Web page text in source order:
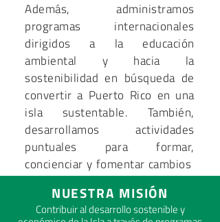
Además, administramos
programas internacionales
dirigidos a la educación
ambiental y hacia la
sostenibilidad en búsqueda de
convertir a Puerto Rico en una
isla sustentable. También,
desarrollamos actividades
puntuales para formar,
concienciar y fomentar cambios
en comportamiento en nuestra
comunidad.
NUESTRA MISIÓN
Contribuir al desarrollo sostenible y